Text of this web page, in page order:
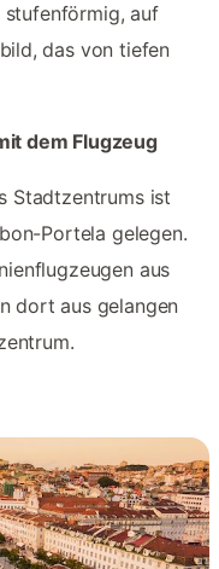
stufenförmig, auf
das von tiefen
dem Flugzeug
Stadtzentrums ist
Portela gelegen.
aus
dort aus gelangen